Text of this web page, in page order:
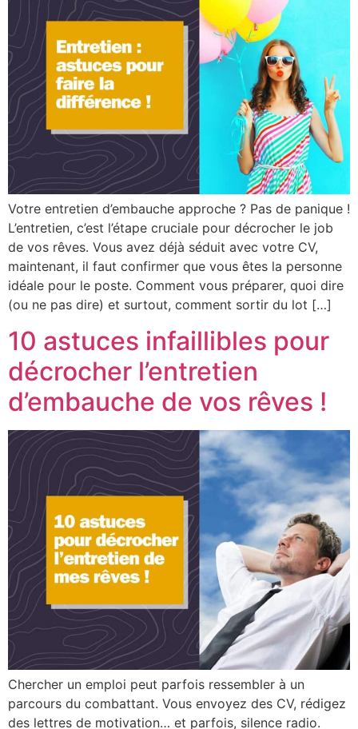
Votre entretien d’embauche approche ? Pas de panique !
L’entretien, c’est l’étape cruciale pour décrocher le job
de vos rêves. Vous avez déjà séduit avec votre CV,
maintenant, il faut confirmer que vous êtes la personne
idéale pour le poste. Comment vous préparer, quoi dire
(ou ne pas dire) et surtout, comment sortir du lot […]
10 astuces infaillibles pour
décrocher l’entretien
d’embauche de vos rêves !
Chercher un emploi peut parfois ressembler à un
parcours du combattant. Vous envoyez des CV, rédigez
des lettres de motivation… et parfois, silence radio.